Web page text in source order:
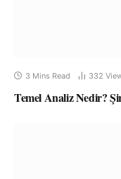
3 Mins Read 332
Temel Analiz Nedir?